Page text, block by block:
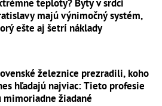
teploty? Byty v srdci
majú výnimočný systém,
ešte aj šetrí náklady
železnice prezradili, koho
hľadajú najviac: Tieto profesie
mimoriadne žiadané